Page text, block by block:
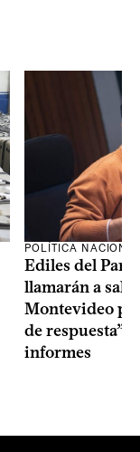
POLÍTICA
Ediles del
llamarán a sala
Montevideo
de respuesta”
informes